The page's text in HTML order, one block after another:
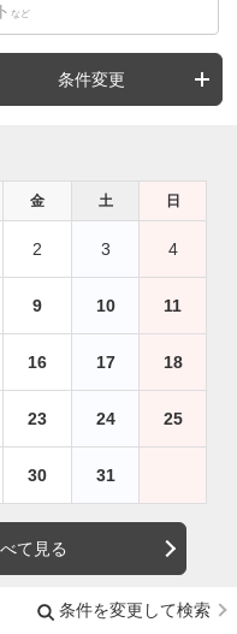
など
条件変更
金 土 日
2 3 4
9 10 11
16 17 18
23 24 25
30 31
て見る
条件を変更して検索